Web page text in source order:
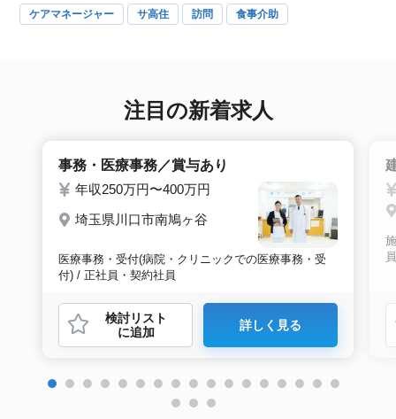
ケアマネージャー サ高住 訪問 食事介助
注目の新着求人
事務・医療事務／賞与あり
年収250万円〜400万円
埼玉県川口市南鳩ヶ谷
医療事務・受付(病院・クリニックでの医療事務・受
付) / 正社員・契約社員
検討リスト
に追加
詳しく見る
員